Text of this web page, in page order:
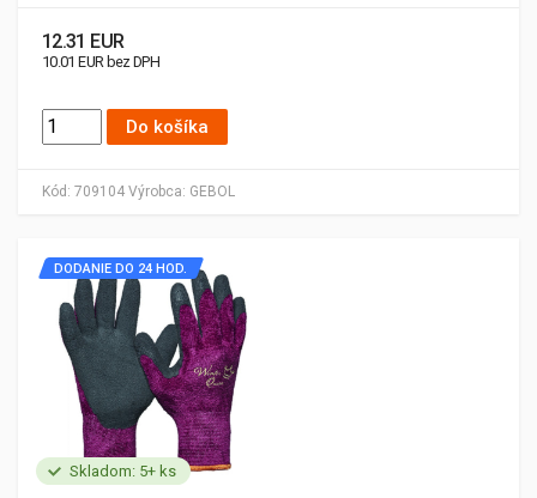
Kód: 709104 Výrobca: GEBOL
12.31 EUR
10.01 EUR bez DPH
Do košíka
Skladom: 5+ ks
DODANIE DO 24 HOD.